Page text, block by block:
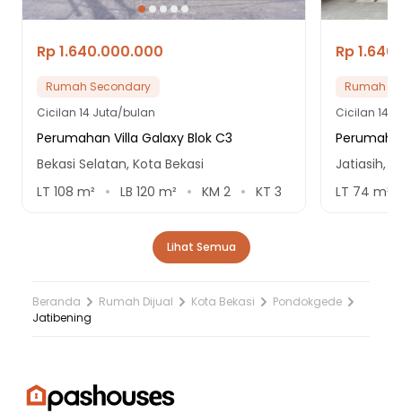
Rp 1.640.000.000
Rumah Secondary
Cicilan 14 Juta/bulan
Perumahan Villa Galaxy Blok C3
Bekasi Selatan, Kota Bekasi
LT 108 m² LB 120 m² KM 2 KT 3
Rp
Rumah
Cicilan 14
Jatiasih,
LT 74 m²
Lihat Semua
Beranda Rumah Dijual Kota Bekasi
Pondokgede
Jatibening